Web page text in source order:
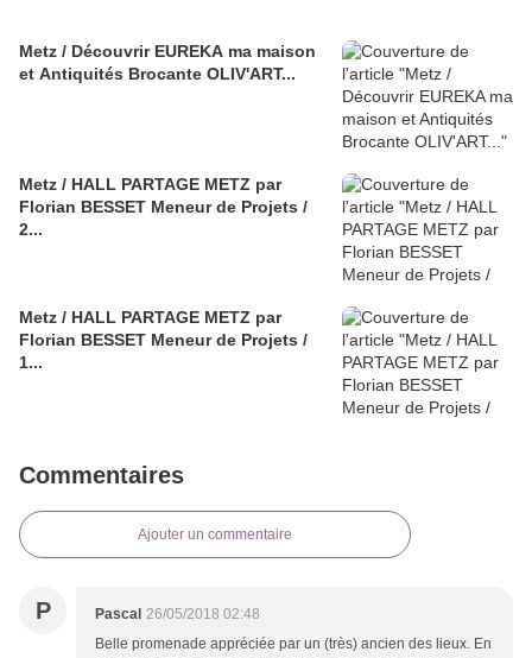
Metz / Découvrir EUREKA ma maison
et Antiquités Brocante OLIV'ART...
Metz / HALL PARTAGE METZ par
Florian BESSET Meneur de Projets /
2...
Metz / HALL PARTAGE METZ par
Florian BESSET Meneur de Projets /
1...
Commentaires
Ajouter un commentaire
P Pascal 26/05/2018 02:48
Belle promenade appréciée par un (très) ancien des lieux. En